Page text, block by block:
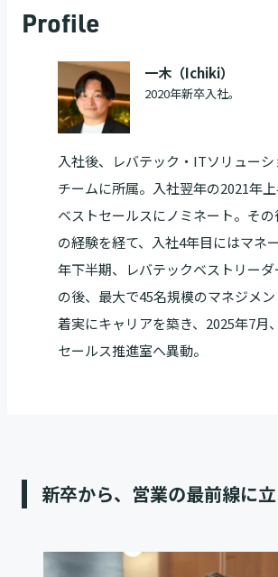
Profile
一木（Ichiki）
2020年新卒入社。
入社後、レバテック・ITソリュー
チームに所属。入社翌年の2021年
ベストセールスにノミネート。そ
の経験を経て、入社4年目にはマネ
年下半期、レバテックベストリー
の後、最大で45名規模のマネジメン
着実にキャリアを築き、2025年7月
セールス推進室へ異動。
新卒から、営業の最前線に